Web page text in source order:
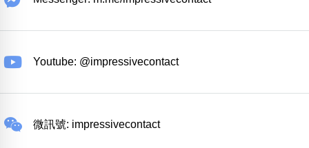
Youtube: @impressivecontact
微訊號: impressivecontact